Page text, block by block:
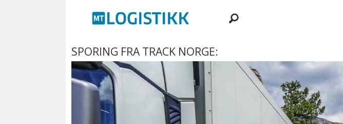
SPORING FRA TRACK NORGE: